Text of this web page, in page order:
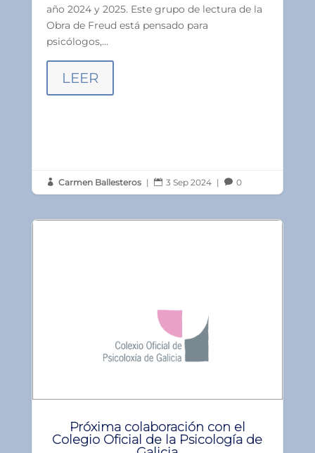
año 2024 y 2025. Este grupo de lectura de la
Obra de Freud está pensado para
psicólogos,...
LEER
 Carmen Ballesteros |  3 Sep 2024 |  0
Próxima colaboración con el
Colegio Oficial de la Psicología de